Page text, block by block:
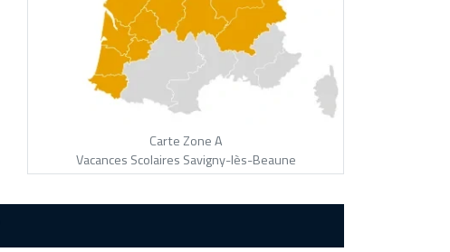
Carte Zone A
Vacances Scolaires Savigny-lès-Beaune